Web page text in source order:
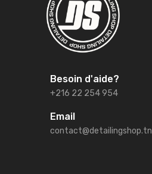
Besoin d'aide?
+216 22 254 954
Email
contact@detailingshop.tn